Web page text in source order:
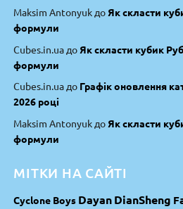
Maksim Antonyuk до Як скласти
формули
Cubes.in.ua до Як скласти кубик
формули
Cubes.in.ua до Графік оновлення
2026 році
Maksim Antonyuk до Як скласти
формули
МІТКИ НА САЙТІ
Cyclone Boys DayanDianSheng